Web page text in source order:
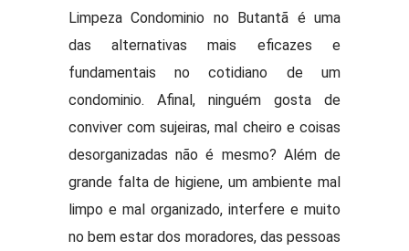
Limpeza Condominio no Butantã é uma
das alternativas mais eficazes e
fundamentais no cotidiano de um
condominio. Afinal, ninguém gosta de
conviver com sujeiras, mal cheiro e coisas
desorganizadas não é mesmo? Além de
grande falta de higiene, um ambiente mal
limpo e mal organizado, interfere e muito
no bem estar dos moradores, das pessoas